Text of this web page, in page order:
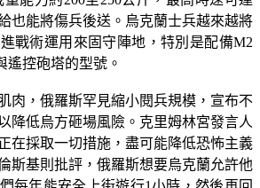
也能將傷兵後送。烏克蘭士兵越來越將
戰術運用來固守陣地，特別是配備M2
遙控砲塔的型號。
肉，俄羅斯罕見縮小閱兵規模，宣布不
降低烏方砸場風險。克里姆林宮發言人
在採取一切措施，盡可能降低恐怖主義
斯基則批評，俄羅斯想要烏克蘭允許他